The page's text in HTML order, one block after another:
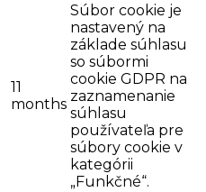
11
months
Súbor cookie je
nastavený na
základe súhlasu
so súbormi
cookie GDPR na
zaznamenanie
súhlasu
používateľa pre
súbory cookie v
kategórii
„Funkčné“.